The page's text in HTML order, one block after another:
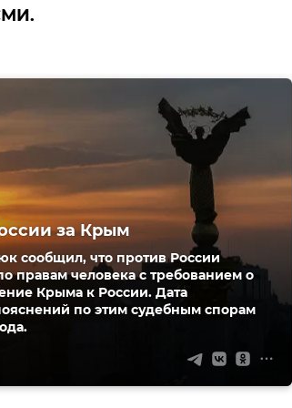
за Крым
сообщил, что против России
правам человека с требованием о
Крыма к России. Дата
по этим судебным спорам